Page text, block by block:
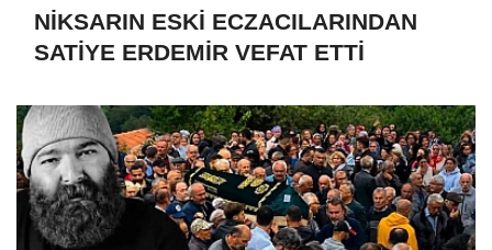
NİKSARIN ESKİ ECZACILARINDAN
SATİYE ERDEMİR VEFAT ETTİ